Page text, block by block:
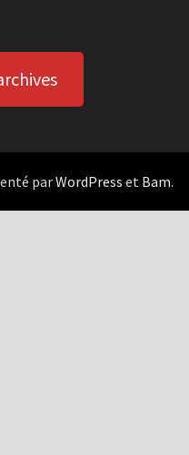
parWordPress et Bam.